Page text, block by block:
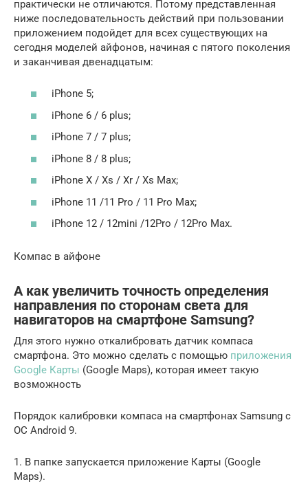
практически не отличаются. Потому представленная
ниже последовательность действий при пользовании
приложением подойдет для всех существующих на
сегодня моделей айфонов, начиная с пятого поколения
и заканчивая двенадцатым:
iPhone 5;
iPhone 6 / 6 plus;
iPhone 7 / 7 plus;
iPhone 8 / 8 plus;
iPhone X / Xs / Xr / Xs Max;
iPhone 11 /11 Pro / 11 Pro Max;
iPhone 12 / 12mini /12Pro / 12Pro Max.
Компас в айфоне
А как увеличить точность определения
направления по сторонам света для
навигаторов на смартфоне Samsung?
Для этого нужно откалибровать датчик компаса
смартфона. Это можно сделать с помощью приложения
Google Карты (Google Maps), которая имеет такую
возможность
Порядок калибровки компаса на смартфонах Samsung с
ОС Android 9.
1. В папке запускается приложение Карты (Google
Maps).